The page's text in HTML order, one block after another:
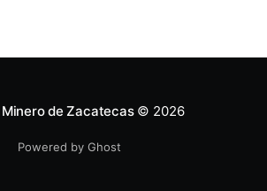
distribuidor FiZac. La
de Zacatecas© 2026
Powered by Ghost